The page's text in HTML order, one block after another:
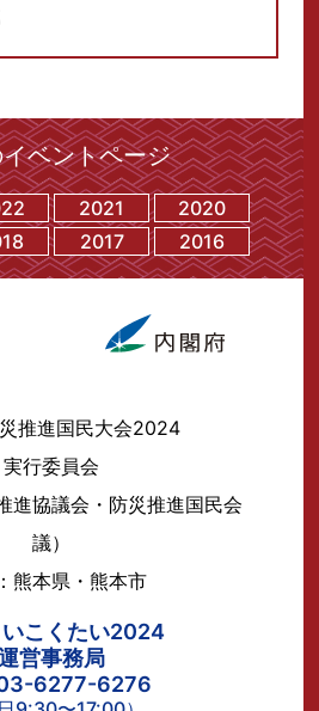
ベントページ
2021
2020
2017 2016
推進国民大会2024
実行委員会
進協議会・防災推進国民会
議）
熊本県・熊本市
こくたい2024
営事務局
6277-6276